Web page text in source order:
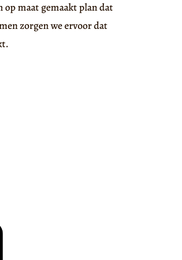
maat gemaakt plan dat
zorgen we ervoor dat